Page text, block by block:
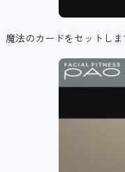
魔法のカードをセットしま